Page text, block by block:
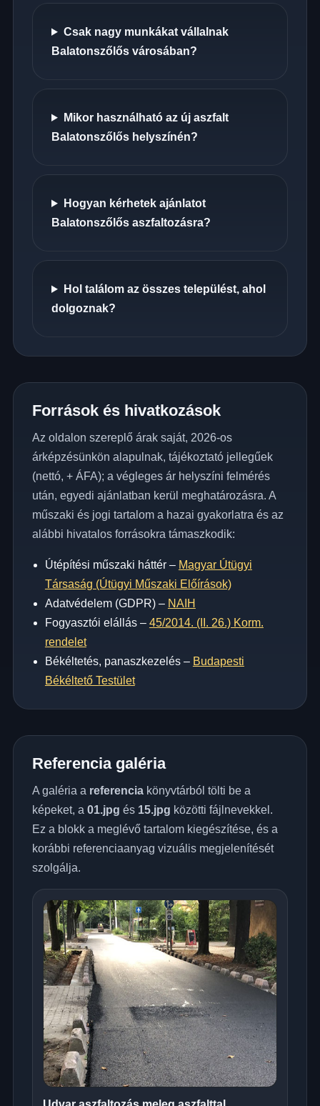
Csak nagy munkákat vállalnak
Balatonszőlős városában?
Mikor használható az új aszfalt
Balatonszőlős helyszínén?
Hogyan kérhetek ajánlatot
Balatonszőlős aszfaltozásra?
Hol találom az összes települést, ahol
dolgoznak?
Források és hivatkozások
Az oldalon szereplő árak saját, 2026-os
árképzésünkön alapulnak, tájékoztató jellegűek
(nettó, + ÁFA); a végleges ár helyszíni felmérés
után, egyedi ajánlatban kerül meghatározásra. A
műszaki és jogi tartalom a hazai gyakorlatra és az
alábbi hivatalos forrásokra támaszkodik:
Útépítési műszaki háttér – Magyar Útügyi
Társaság (Útügyi Műszaki Előírások)
Adatvédelem (GDPR) – NAIH
Fogyasztói elállás – 45/2014. (II. 26.) Korm.
rendelet
Békéltetés, panaszkezelés – Budapesti
Békéltető Testület
Referencia galéria
A galéria a referenciakönyvtárból tölti be a
képeket, a 01.jpg és 15.jpg közötti fájlnevekkel.
Ez a blokk a meglévő tartalom kiegészítése, és a
korábbi referenciaanyag vizuális megjelenítését
szolgálja.